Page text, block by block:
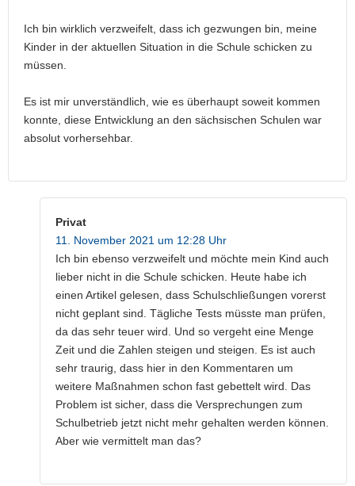
Ich bin wirklich verzweifelt, dass ich gezwungen bin, meine
Kinder in der aktuellen Situation in die Schule schicken zu
müssen.
Es ist mir unverständlich, wie es überhaupt soweit kommen
konnte, diese Entwicklung an den sächsischen Schulen war
absolut vorhersehbar.
Privat
11. November 2021 um 12:28 Uhr
Ich bin ebenso verzweifelt und möchte mein Kind auch
lieber nicht in die Schule schicken. Heute habe ich
einen Artikel gelesen, dass Schulschließungen vorerst
nicht geplant sind. Tägliche Tests müsste man prüfen,
da das sehr teuer wird. Und so vergeht eine Menge
Zeit und die Zahlen steigen und steigen. Es ist auch
sehr traurig, dass hier in den Kommentaren um
weitere Maßnahmen schon fast gebettelt wird. Das
Problem ist sicher, dass die Versprechungen zum
Schulbetrieb jetzt nicht mehr gehalten werden können.
Aber wie vermittelt man das?